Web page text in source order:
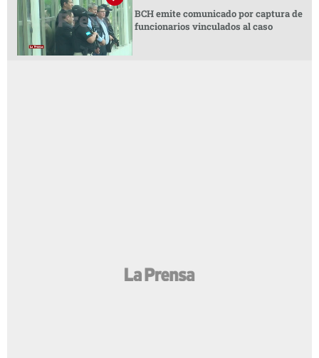
BCH emite comunicado por captura de
funcionarios vinculados al caso